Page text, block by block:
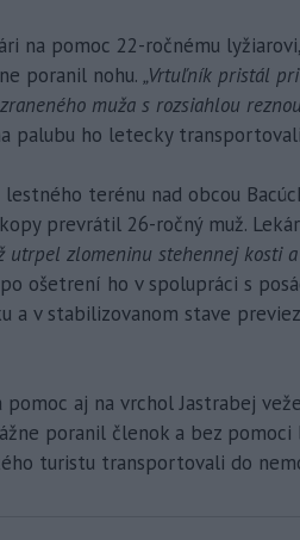
na pomoc 22-ročnému
poranil nohu. „Vrtuľník pristál
muža s rozsiahlou
palubu ho letecky
lestného terénu nad obcou
prevrátil 26-ročný muž.
utrpel zlomeninu stehennej kosti
ošetrení ho v spolupráci s
v stabilizovanom stave
aj na vrchol Jastrabej
poranil členok a bez pomoci
turistu transportovali do